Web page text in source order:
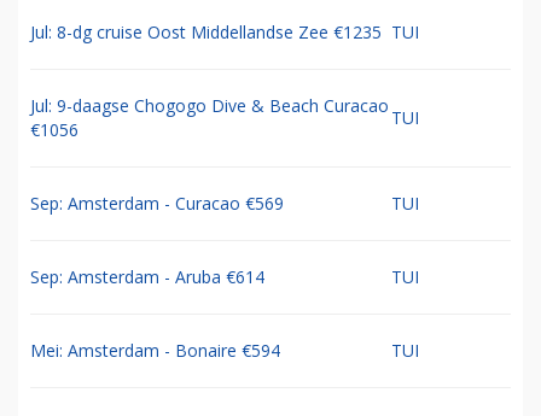
Jul: 8-dg cruise Oost Middellandse Zee €1235 TUI
Jul: 9-daagse Chogogo Dive & Beach Curacao
€1056
TUI
Sep: Amsterdam - Curacao €569 TUI
Sep: Amsterdam - Aruba €614 TUI
Mei: Amsterdam - Bonaire €594 TUI